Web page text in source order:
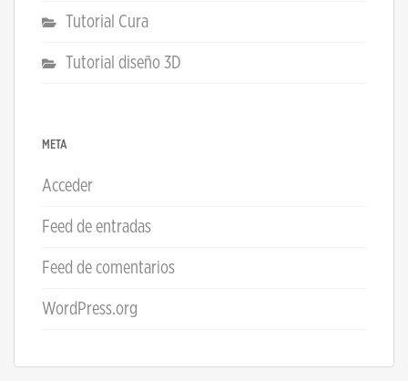
Tutorial Cura
Tutorial diseño 3D
META
Acceder
Feed de entradas
Feed de comentarios
WordPress.org